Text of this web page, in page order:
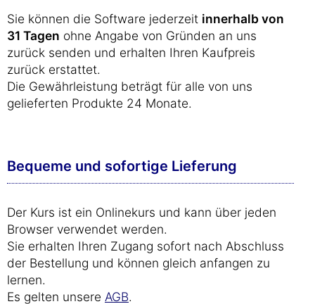
Sie können die Software jederzeit innerhalb von
31 Tagen ohne Angabe von Gründen an uns
zurück senden und erhalten Ihren Kaufpreis
zurück erstattet.
Die Gewährleistung beträgt für alle von uns
gelieferten Produkte 24 Monate.
Bequeme und sofortige Lieferung
Der Kurs ist ein Onlinekurs und kann über jeden
Browser verwendet werden.
Sie erhalten Ihren Zugang sofort nach Abschluss
der Bestellung und können gleich anfangen zu
lernen.
Es gelten unsere AGB.